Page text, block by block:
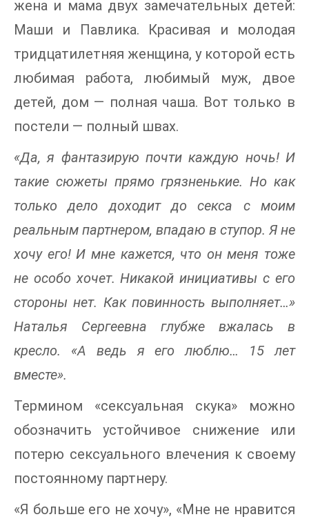
жена и мама двух замечательных детей:
Маши и Павлика. Красивая и молодая
тридцатилетняя женщина, у которой есть
любимая работа, любимый муж, двое
детей, дом — полная чаша. Вот только в
постели — полный швах.
«Да, я фантазирую почти каждую ночь! И
такие сюжеты прямо грязненькие. Но как
только дело доходит до секса с моим
реальным партнером, впадаю в ступор. Я не
хочу его! И мне кажется, что он меня тоже
не особо хочет. Никакой инициативы с его
стороны нет. Как повинность выполняет…»
Наталья Сергеевна глубже вжалась в
кресло. «А ведь я его люблю… 15 лет
вместе».
Термином «сексуальная скука» можно
обозначить устойчивое снижение или
потерю сексуального влечения к своему
постоянному партнеру.
«Я больше его не хочу», «Мне не нравится